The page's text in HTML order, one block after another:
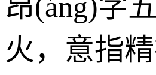
火 ，意指